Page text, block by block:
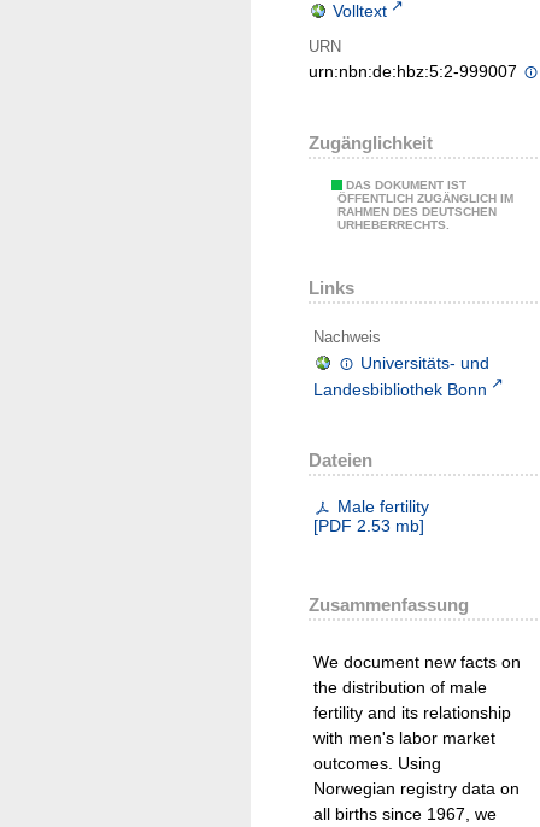
Volltext
URN
urn:nbn:de:hbz:5:2-999007
Zugänglichkeit
DAS DOKUMENT IST
ÖFFENTLICH ZUGÄNGLICH IM
RAHMEN DES DEUTSCHEN
URHEBERRECHTS.
Links
Nachweis
Universitäts- und
Landesbibliothek Bonn
Dateien
Male fertility
[PDF 2.53 mb]
Zusammenfassung
We document new facts on
the distribution of male
fertility and its relationship
with men's labor market
outcomes. Using
Norwegian registry data on
all births since 1967, we